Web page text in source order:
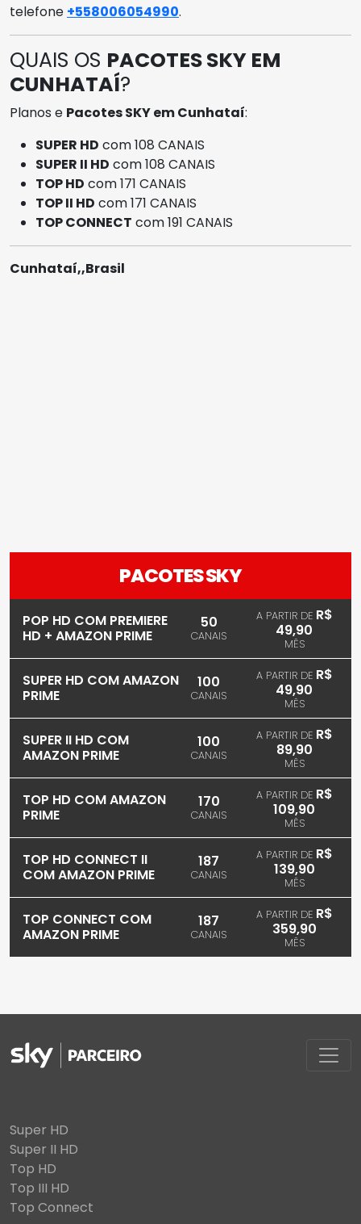
telefone +558006054990.
QUAIS OS PACOTES SKY EM
CUNHATAÍ?
Planos e Pacotes SKY em Cunhataí:
SUPER HD com 108 CANAIS
SUPER II HD com 108 CANAIS
TOP HD com 171 CANAIS
TOP II HD com 171 CANAIS
TOP CONNECT com 191 CANAIS
Cunhataí,,Brasil
PACOTES SKY
POP HD COM PREMIERE
HD + AMAZON PRIME
50
CANAIS
A PARTIR DE R$
49,90
MÊS
SUPER HD COM AMAZON
PRIME
100
CANAIS
A PARTIR DE R$
49,90
MÊS
SUPER II HD COM
AMAZON PRIME
100
CANAIS
A PARTIR DE R$
89,90
MÊS
TOP HD COM AMAZON
PRIME
170
CANAIS
A PARTIR DE R$
109,90
MÊS
TOP HD CONNECT II
COM AMAZON PRIME
187
CANAIS
A PARTIR DE R$
139,90
MÊS
TOP CONNECT COM
AMAZON PRIME
187
CANAIS
A PARTIR DE R$
359,90
MÊS
Super HD
Super II HD
Top HD
Top III HD
Top Connect